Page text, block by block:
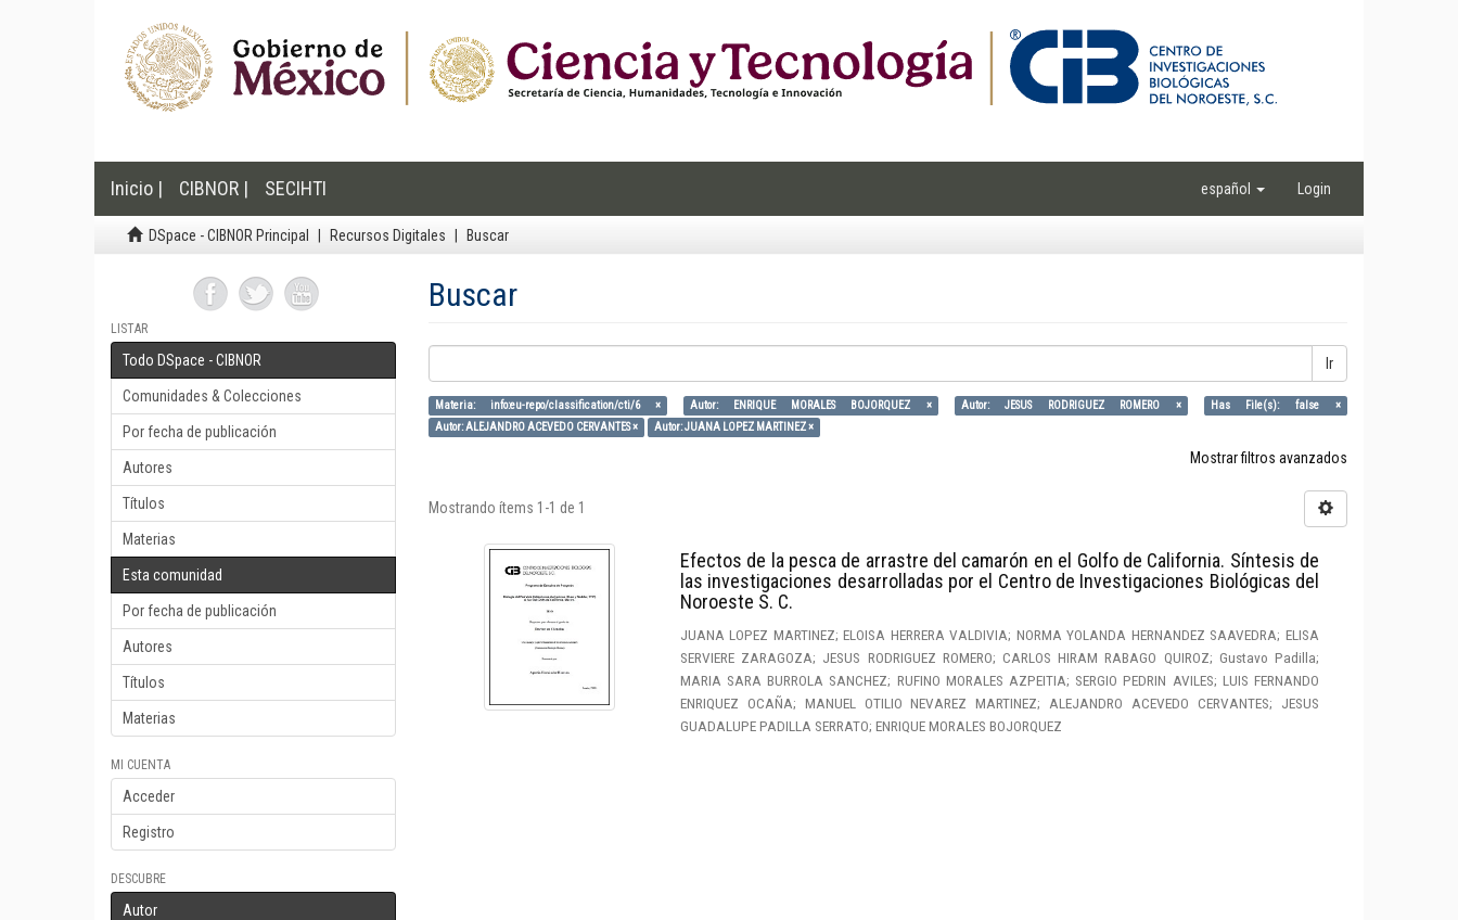
Inicio | CIBNOR | SECIHTI español Login
DSpace - CIBNOR Principal Recursos Digitales Buscar
LISTAR
Todo DSpace - CIBNOR
Comunidades & Colecciones
Por fecha de publicación
Autores
Títulos
Materias
Esta comunidad
Por fecha de publicación
Autores
Títulos
Materias
MI CUENTA
Acceder
Registro
DESCUBRE
Autor
Buscar
Ir
Materia: info:eu-repo/classification/cti/6 × Autor: ENRIQUE MORALES BOJORQUEZ × Autor: JESUS RODRIGUEZ ROMERO ×
Has File(s): false ×
Autor: ALEJANDRO ACEVEDO CERVANTES ×
Autor: JUANA LOPEZ MARTINEZ ×
Mostrar filtros avanzados
Mostrando ítems 1-1 de 1
Efectos de la pesca de arrastre del camarón en el Golfo de California. Síntesis de
las investigaciones desarrolladas por el Centro de Investigaciones Biológicas del
Noroeste S. C.
JUANA LOPEZ MARTINEZ; ELOISA HERRERA VALDIVIA; NORMA YOLANDA HERNANDEZ SAAVEDRA; ELISA
SERVIERE ZARAGOZA; JESUS RODRIGUEZ ROMERO; CARLOS HIRAM RABAGO QUIROZ; Gustavo Padilla;
MARIA SARA BURROLA SANCHEZ; RUFINO MORALES AZPEITIA; SERGIO PEDRIN AVILES; LUIS FERNANDO
ENRIQUEZ OCAÑA; MANUEL OTILIO NEVAREZ MARTINEZ; ALEJANDRO ACEVEDO CERVANTES; JESUS
GUADALUPE PADILLA SERRATO; ENRIQUE MORALES BOJORQUEZ